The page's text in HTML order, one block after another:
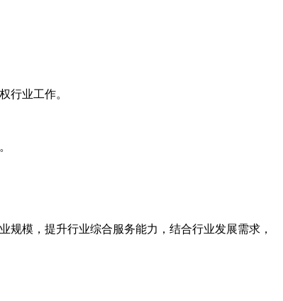
行业工作。
模，提升行业综合服务能力，结合行业发展需求，